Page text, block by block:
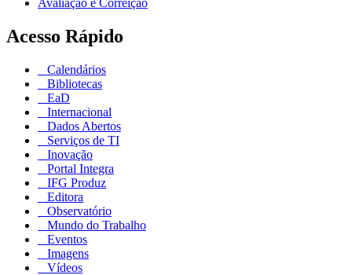
Avaliação e Correição
Acesso Rápido
Calendários
Bibliotecas
EaD
Internacional
Dados Abertos
Serviços de TI
Inovação
Portal Integra
IFG Produz
Editora
Observatório
Mundo do Trabalho
Eventos
Imagens
Vídeos